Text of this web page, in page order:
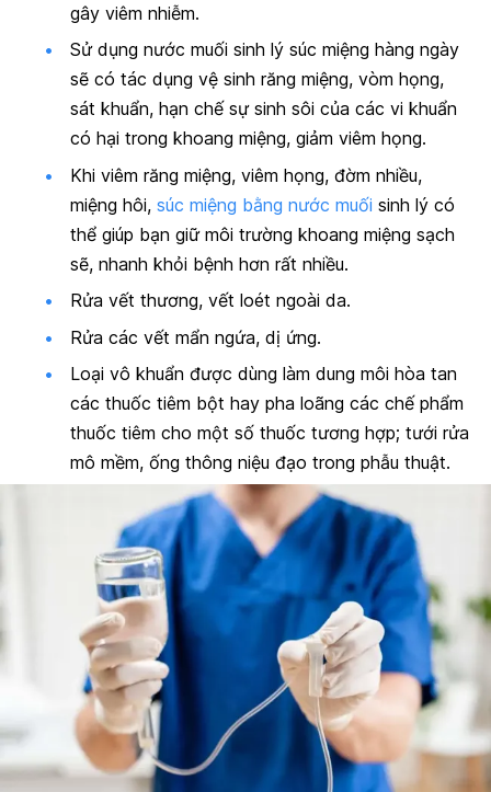
gây viêm nhiễm.
Sử dụng nước muối sinh lý súc miệng hàng ngày
sẽ có tác dụng vệ sinh răng miệng, vòm họng,
sát khuẩn, hạn chế sự sinh sôi của các vi khuẩn
có hại trong khoang miệng, giảm viêm họng.
Khi viêm răng miệng, viêm họng, đờm nhiều,
miệng hôi, súc miệng bằng nước muối sinh lý có
thể giúp bạn giữ môi trường khoang miệng sạch
sẽ, nhanh khỏi bệnh hơn rất nhiều.
Rửa vết thương, vết loét ngoài da.
Rửa các vết mẩn ngứa, dị ứng.
Loại vô khuẩn được dùng làm dung môi hòa tan
các thuốc tiêm bột hay pha loãng các chế phẩm
thuốc tiêm cho một số thuốc tương hợp; tưới rửa
mô mềm, ống thông niệu đạo trong phẫu thuật.